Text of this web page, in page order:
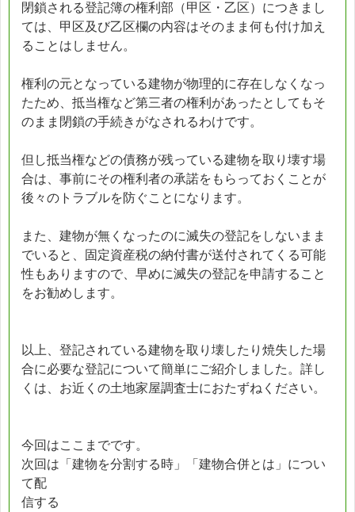
閉鎖される登記簿の権利部（甲区・乙区）につきまし
ては、甲区及び乙区欄の内容はそのまま何も付け加え
ることはしません。
権利の元となっている建物が物理的に存在しなくなっ
たため、抵当権など第三者の権利があったとしてもそ
のまま閉鎖の手続きがなされるわけです。
但し抵当権などの債務が残っている建物を取り壊す場
合は、事前にその権利者の承諾をもらっておくことが
後々のトラブルを防ぐことになります。
また、建物が無くなったのに滅失の登記をしないまま
でいると、固定資産税の納付書が送付されてくる可能
性もありますので、早めに滅失の登記を申請すること
をお勧めします。
以上、登記されている建物を取り壊したり焼失した場
合に必要な登記について簡単にご紹介しました。詳し
くは、お近くの土地家屋調査士におたずねください。
今回はここまでです。
次回は「建物を分割する時」「建物合併とは」につい
て配
信する